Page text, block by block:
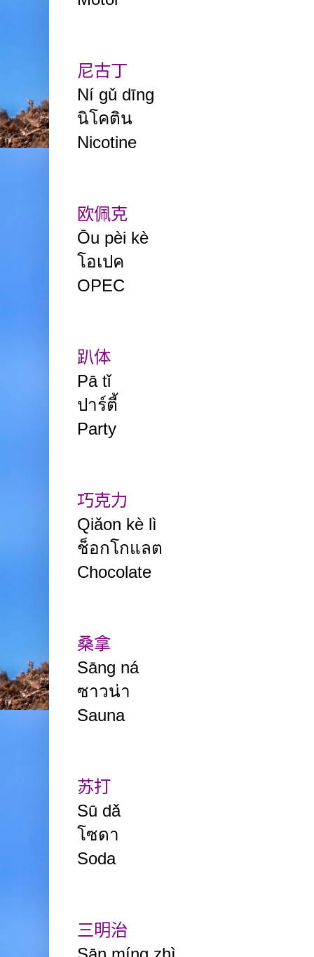
尼古丁
Ní gǔ dīng
นิโคติน
Nicotine
欧佩克
Ōu pèi kè
โอเปค
OPEC
趴体
Pā tǐ
ปาร์ตี้
Party
巧克力
Qiǎon kè lì
ช็อกโกแลต
Chocolate
桑拿
Sāng ná
ซาวน่า
Sauna
苏打
Sū dǎ
โซดา
Soda
三明治